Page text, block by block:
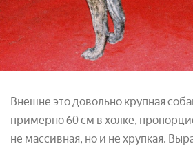
Внешне это довольно крупная
примерно 60 см в холке,
не массивная, но и не хрупкая.